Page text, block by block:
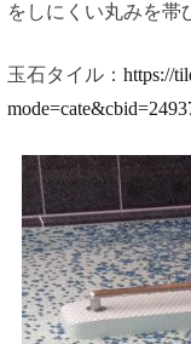
をしにくい丸みを帯
玉石タイル： https://